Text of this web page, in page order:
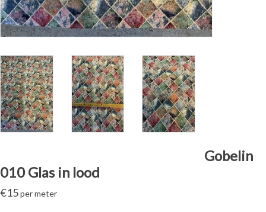
Gobelin
010 Glas in lood
€15per meter